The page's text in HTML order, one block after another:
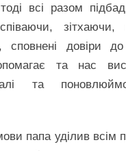
всі разом
зітхаючи,
сповнені довіри
та нас
та
папа уділив всім